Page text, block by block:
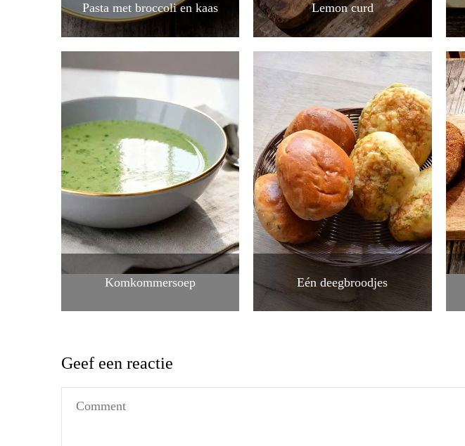
Pasta met broccoli en kaas Lemon curd
Komkommersoep Eén deegbroodjes
Geef een reactie